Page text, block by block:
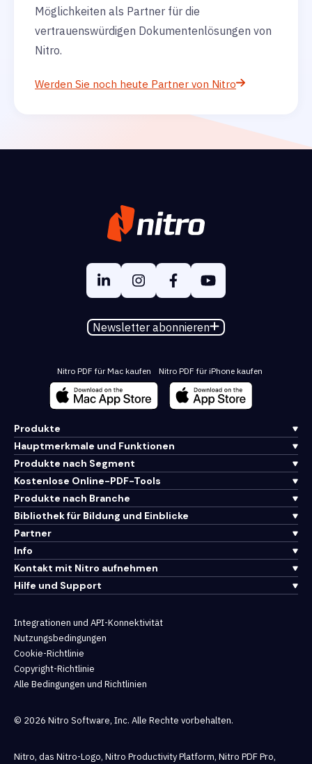
Möglichkeiten als Partner für die
vertrauenswürdigen Dokumentenlösungen von
Nitro.
Werden Sie noch heute Partner von Nitro
Newsletter abonnieren
Nitro PDF für Mac kaufen Nitro PDF für iPhone kaufen
Produkte
Hauptmerkmale und Funktionen
Produkte nach Segment
Kostenlose Online-PDF-Tools
Produkte nach Branche
Bibliothek für Bildung und Einblicke
Partner
Info
Kontakt mit Nitro aufnehmen
Hilfe und Support
Integrationen und API-Konnektivität
Nutzungsbedingungen
Cookie-Richtlinie
Copyright-Richtlinie
Alle Bedingungen und Richtlinien
© 2026 Nitro Software, Inc. Alle Rechte vorbehalten.
Nitro, das Nitro-Logo, Nitro Productivity Platform, Nitro PDF Pro,